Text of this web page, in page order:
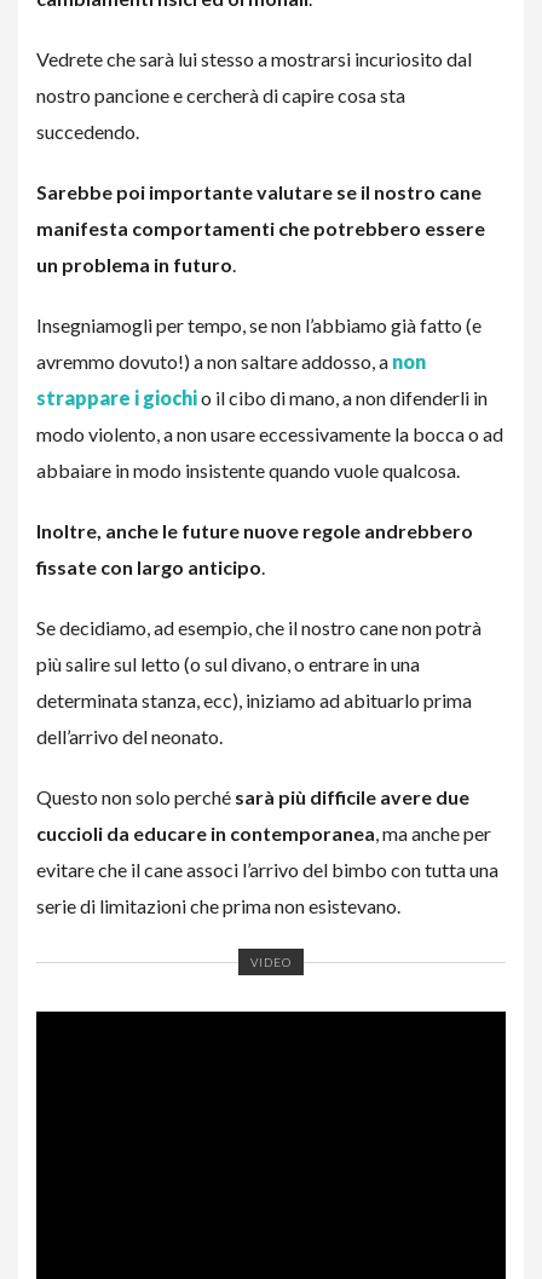
Vedrete che sarà lui stesso a mostrarsi incuriosito dal
nostro pancione e cercherà di capire cosa sta
succedendo.
Sarebbe poi importante valutare se il nostro cane
manifesta comportamenti che potrebbero essere
un problema in futuro
Insegniamogli per tempo, se non l’abbiamo già fatto (e
avremmo dovuto!) a non saltare addosso, a non
strappare i giochio il cibo di mano, a non difenderli in
modo violento, a non usare eccessivamente la bocca o ad
abbaiare in modo insistente quando vuole qualcosa.
Inoltre, anche le future nuove regole andrebbero
fissate con largo anticipo
Se decidiamo, ad esempio, che il nostro cane non potrà
più salire sul letto (o sul divano, o entrare in una
determinata stanza, ecc), iniziamo ad abituarlo prima
dell’arrivo del neonato.
Questo non solo perché sarà più difficile avere due
cuccioli da educare in contemporanea , ma anche per
evitare che il cane associ l’arrivo del bimbo con tutta una
serie di limitazioni che prima non esistevano.
VIDEO